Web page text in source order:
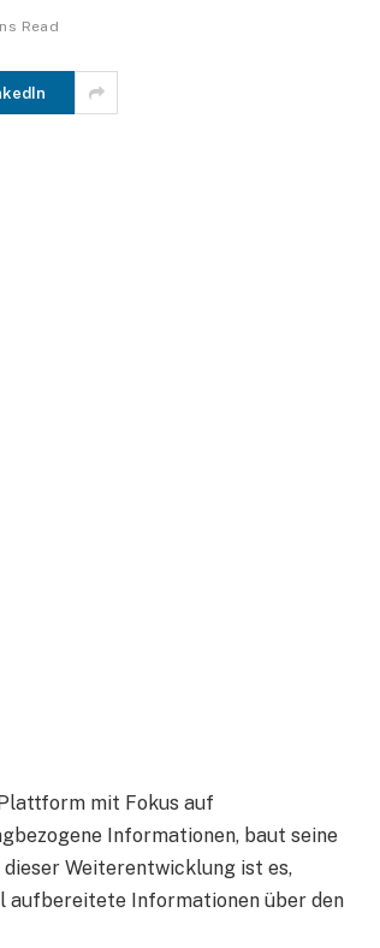
Read
mit Fokus auf
Informationen, baut seine
Weiterentwicklung ist es,
aufbereitete Informationen über den